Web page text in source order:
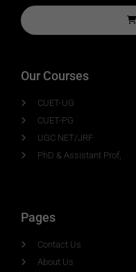
Our Courses
CUET-UG
CUET-PG
UGC NET/JRF
PhD & Assistant Prof,
Pages
Contact Us
About Us